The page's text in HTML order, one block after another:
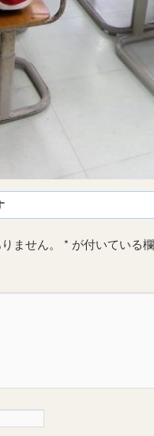
ません。 * が付いている